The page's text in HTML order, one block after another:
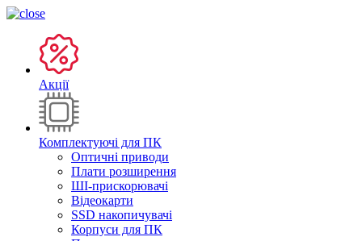
Акції
Комплектуючі для ПК
Оптичні приводи
Плати розширення
ШІ-прискорювачі
Відеокарти
SSD накопичувачі
Корпуси для ПК